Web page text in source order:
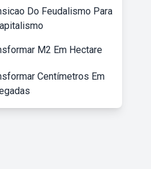
Do Feudalismo Para
M2 Em Hectare
Centímetros Em